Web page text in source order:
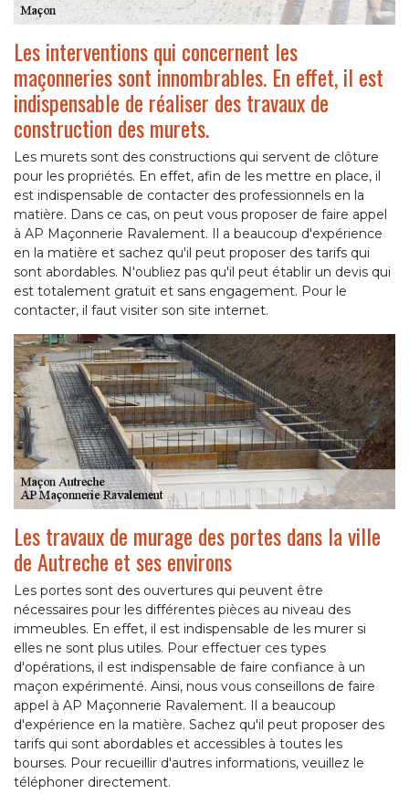
Les interventions qui concernent les
maçonneries sont innombrables. En effet, il est
indispensable de réaliser des travaux de
construction des murets.
Les murets sont des constructions qui servent de clôture
pour les propriétés. En effet, afin de les mettre en place, il
est indispensable de contacter des professionnels en la
matière. Dans ce cas, on peut vous proposer de faire appel
à AP Maçonnerie Ravalement. Il a beaucoup d'expérience
en la matière et sachez qu'il peut proposer des tarifs qui
sont abordables. N'oubliez pas qu'il peut établir un devis qui
est totalement gratuit et sans engagement. Pour le
contacter, il faut visiter son site internet.
Les travaux de murage des portes dans la ville
de Autreche et ses environs
Les portes sont des ouvertures qui peuvent être
nécessaires pour les différentes pièces au niveau des
immeubles. En effet, il est indispensable de les murer si
elles ne sont plus utiles. Pour effectuer ces types
d'opérations, il est indispensable de faire confiance à un
maçon expérimenté. Ainsi, nous vous conseillons de faire
appel à AP Maçonnerie Ravalement. Il a beaucoup
d'expérience en la matière. Sachez qu'il peut proposer des
tarifs qui sont abordables et accessibles à toutes les
bourses. Pour recueillir d'autres informations, veuillez le
téléphoner directement.